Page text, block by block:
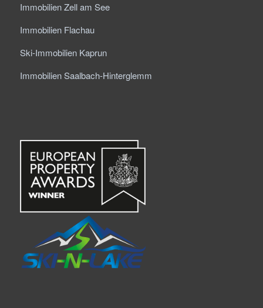
Immobilien Zell am See
Immobilien Flachau
Ski-Immobilien Kaprun
Immobilien Saalbach-Hinterglemm